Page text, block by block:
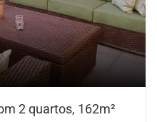
2 quartos, 162m²